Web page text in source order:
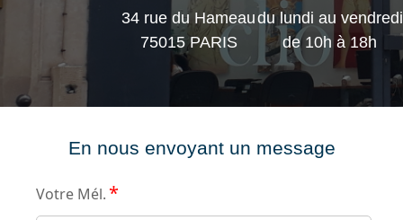
34 rue du Hameau
75015 PARIS
du lundi au vendredi
de 10h à 18h
En nous envoyant un message
Votre Mél. *